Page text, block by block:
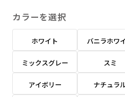
カラーを選択
ホワイト バニラホワ
ミックスグレー スミ
アイボリー ナチュラ
入稿（AI／PSD）（要
］
弊社よりJPG画像をお送
返事を頂いたあとに製作
名入れ［+999円］
文字のみの名入れが可能
スリム
飾る場所に対して、標準サ
感じる場合や、立てる本数
ちらです。
スリム
飾る場所に対して、標準サ
感じる場合や、立てる本数
ちらです。
上左チチと
上右チチと
ハトメ上4つ
（+1営業日）
ハトメ上下4
（+1営業日
1本（2分割）
文字の間にスリ